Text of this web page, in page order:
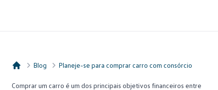
Blog Planeje-se para comprar carro com consórcio
Comprar um carro é um dos principais objetivos financeiros entre